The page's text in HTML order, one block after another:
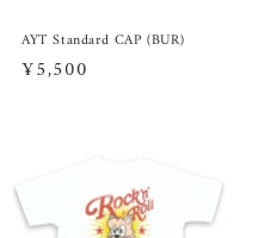
AYT Standard CAP (BUR)
Regular
¥5,500